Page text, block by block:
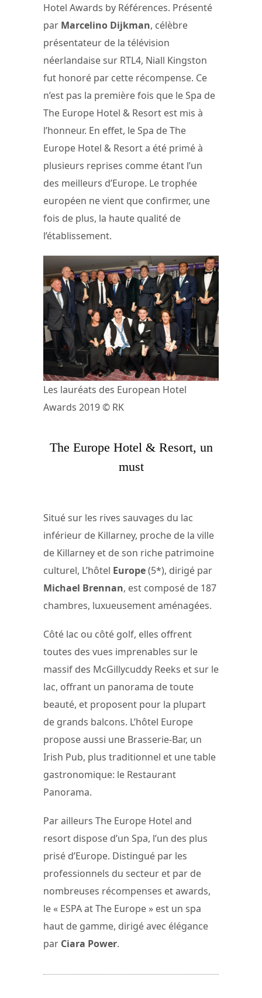
Hotel Awards by Références. Présenté
par Marcelino Dijkman, célèbre
présentateur de la télévision
néerlandaise sur RTL4, Niall Kingston
fut honoré par cette récompense. Ce
n’est pas la première fois que le Spa de
The Europe Hotel & Resort est mis à
l’honneur. En effet, le Spa de The
Europe Hotel & Resort a été primé à
plusieurs reprises comme étant l’un
des meilleurs d’Europe. Le trophée
européen ne vient que confirmer, une
fois de plus, la haute qualité de
l’établissement.
Les lauréats des European Hotel
Awards 2019 © RK
The Europe Hotel & Resort, un
must
Situé sur les rives sauvages du lac
inférieur de Killarney, proche de la ville
de Killarney et de son riche patrimoine
culturel, L’hôtel Europe(5*), dirigé par
Michael Brennan, est composé de 187
chambres, luxueusement aménagées.
Côté lac ou côté golf, elles offrent
toutes des vues imprenables sur le
massif des McGillycuddy Reeks et sur le
lac, offrant un panorama de toute
beauté, et proposent pour la plupart
de grands balcons. L’hôtel Europe
propose aussi une Brasserie-Bar, un
Irish Pub, plus traditionnel et une table
gastronomique: le Restaurant
Panorama.
Par ailleurs The Europe Hotel and
resort dispose d’un Spa, l’un des plus
prisé d’Europe. Distingué par les
professionnels du secteur et par de
nombreuses récompenses et awards,
le « ESPA at The Europe » est un spa
haut de gamme, dirigé avec élégance
par Ciara Power.